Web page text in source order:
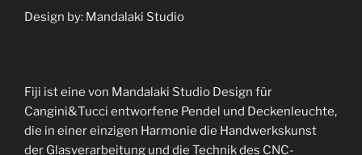
Design by: Mandalaki Studio
Fiji ist eine von Mandalaki Studio Design für
Cangini&Tucci entworfene Pendel und Deckenleuchte,
die in einer einzigen Harmonie die Handwerkskunst
der Glasverarbeitung und die Technik des CNC-